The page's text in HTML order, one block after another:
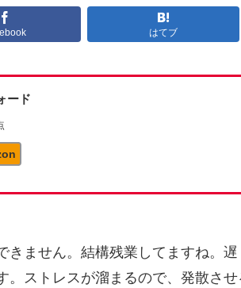
はてブ
ード
きません。結構残業してますね。
。ストレスが溜まるので、発散させ